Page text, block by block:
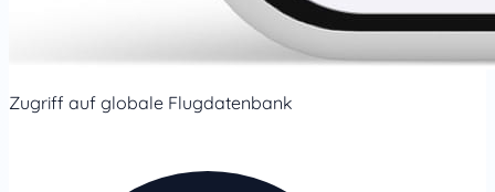
Zugriff auf globale Flugdatenbank